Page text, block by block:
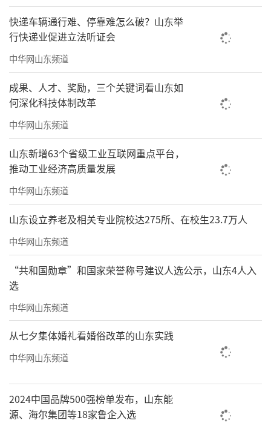
普通超市一般都是免费进去，但山姆会员
店和开市客这类外资零售商超，进去他们的超
市购物之前需要办卡交会员费，山姆普通会员
卡是260元/人，卓越卡是680元/人，他们只为
菁英会员“服务”。
快递车辆通行难、停靠难怎么破？山东举
行快递业促进立法听证会
中华网山东频道
成果、人才、奖励，三个关键词看山东如
何深化科技体制改革
中华网山东频道
山东新增63个省级工业互联网重点平台，
推动工业经济高质量发展
中华网山东频道
山东设立养老及相关专业院校达275所、在校生23.7万人
中华网山东频道
“共和国勋章”和国家荣誉称号建议人选公示，山东4人入
选
中华网山东频道
从七夕集体婚礼看婚俗改革的山东实践
中华网山东频道
2024中国品牌500强榜单发布，山东能
源、海尔集团等18家鲁企入选